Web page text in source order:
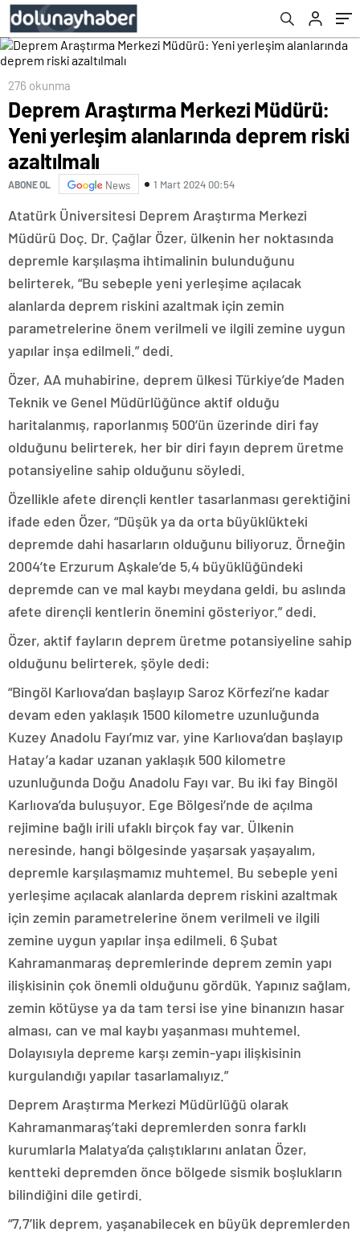
276 okunma
Deprem Araştırma Merkezi Müdürü:
Yeni yerleşim alanlarında deprem riski
azaltılmalı
ABONE OL News 1 Mart 2024 00:54
Atatürk Üniversitesi Deprem Araştırma Merkezi
Müdürü Doç. Dr. Çağlar Özer, ülkenin her noktasında
depremle karşılaşma ihtimalinin bulunduğunu
belirterek, “Bu sebeple yeni yerleşime açılacak
alanlarda deprem riskini azaltmak için zemin
parametrelerine önem verilmeli ve ilgili zemine uygun
yapılar inşa edilmeli.” dedi.
Özer, AA muhabirine, deprem ülkesi Türkiye’de Maden
Teknik ve Genel Müdürlüğünce aktif olduğu
haritalanmış, raporlanmış 500’ün üzerinde diri fay
olduğunu belirterek, her bir diri fayın deprem üretme
potansiyeline sahip olduğunu söyledi.
Özellikle afete dirençli kentler tasarlanması gerektiğini
ifade eden Özer, “Düşük ya da orta büyüklükteki
depremde dahi hasarların olduğunu biliyoruz. Örneğin
2004’te Erzurum Aşkale’de 5,4 büyüklüğündeki
depremde can ve mal kaybı meydana geldi, bu aslında
afete dirençli kentlerin önemini gösteriyor.” dedi.
Özer, aktif fayların deprem üretme potansiyeline sahip
olduğunu belirterek, şöyle dedi:
“Bingöl Karlıova’dan başlayıp Saroz Körfezi’ne kadar
devam eden yaklaşık 1500 kilometre uzunluğunda
Kuzey Anadolu Fayı’mız var, yine Karlıova’dan başlayıp
Hatay’a kadar uzanan yaklaşık 500 kilometre
uzunluğunda Doğu Anadolu Fayı var. Bu iki fay Bingöl
Karlıova’da buluşuyor. Ege Bölgesi’nde de açılma
rejimine bağlı irili ufaklı birçok fay var. Ülkenin
neresinde, hangi bölgesinde yaşarsak yaşayalım,
depremle karşılaşmamız muhtemel. Bu sebeple yeni
yerleşime açılacak alanlarda deprem riskini azaltmak
için zemin parametrelerine önem verilmeli ve ilgili
zemine uygun yapılar inşa edilmeli. 6 Şubat
Kahramanmaraş depremlerinde deprem zemin yapı
ilişkisinin çok önemli olduğunu gördük. Yapınız sağlam,
zemin kötüyse ya da tam tersi ise yine binanızın hasar
alması, can ve mal kaybı yaşanması muhtemel.
Dolayısıyla depreme karşı zemin-yapı ilişkisinin
kurgulandığı yapılar tasarlamalıyız.”
Deprem Araştırma Merkezi Müdürlüğü olarak
Kahramanmaraş’taki depremlerden sonra farklı
kurumlarla Malatya’da çalıştıklarını anlatan Özer,
kentteki depremden önce bölgede sismik boşlukların
bilindiğini dile getirdi.
“7,7’lik deprem, yaşanabilecek en büyük depremlerden